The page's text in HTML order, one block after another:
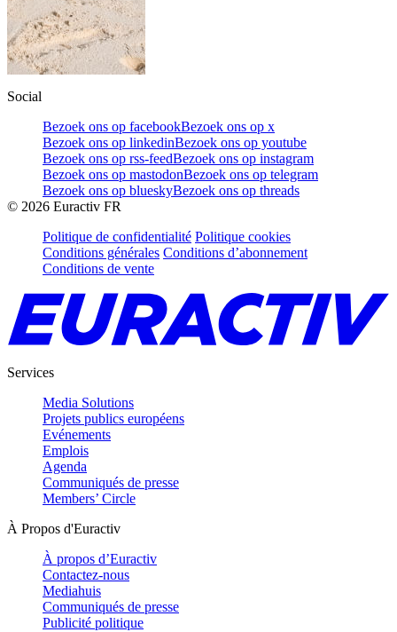
Social
Bezoek ons op facebookBezoek ons op x
Bezoek ons op linkedinBezoek ons op youtube
Bezoek ons op rss-feedBezoek ons op instagram
Bezoek ons op mastodonBezoek ons op telegram
Bezoek ons op blueskyBezoek ons op threads
© 2026 Euractiv FR
Politique de confidentialité Politique cookies
Conditions générales Conditions d’abonnement
Conditions de vente
Services
Media Solutions
Projets publics européens
Evénements
Emplois
Agenda
Communiqués de presse
Members’ Circle
À Propos d'Euractiv
À propos d’Euractiv
Contactez-nous
Mediahuis
Communiqués de presse
Publicité politique